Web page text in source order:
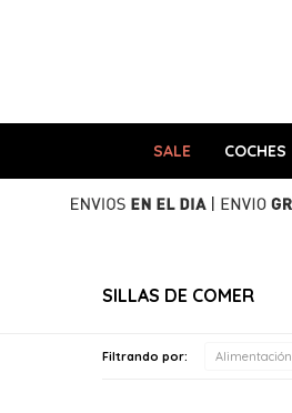
SALE COCHES
SILLAS DE COMER
Filtrando por: Alimentación